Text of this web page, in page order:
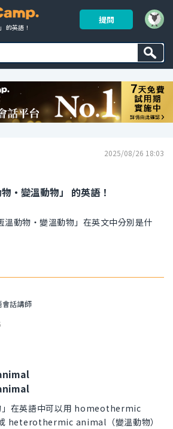
的英語！
提問
2025/08/26 18:03
・變溫動物」 的英語！
溫動物・變溫動物」在英文中分別是什
話講師
」在英語中可以用 homeothermic
heterothermic animal（變溫動物）